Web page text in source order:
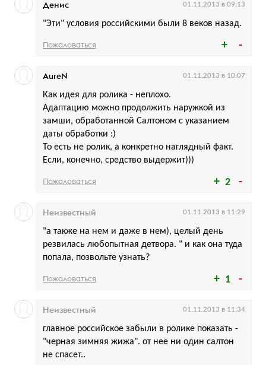
"Эти" условия российскими были 8 веков назад.
Денис 01.11.2013 в 09:13
Пожаловаться
2
Как идея для ролика - неплохо.
Адаптацию можно продолжить наружкой из
замши, обработанной Салтоном с указанием
даты обработки :)
То есть не ролик, а конкретно наглядный факт.
Если, конечно, средство выдержит)))
AureN 01.11.2013 в 10:07
Пожаловаться
1
"а также на нем и даже в нем), целый день
резвилась любопытная детвора. " и как она туда
попала, позвольте узнать?
Неизвестный 01.11.2013 в 11:29
Пожаловаться
главное российское забыли в ролике показать -
"черная зимняя жижа". от нее ни один салтон
не спасет..
Неизвестный 01.11.2013 в 11:34